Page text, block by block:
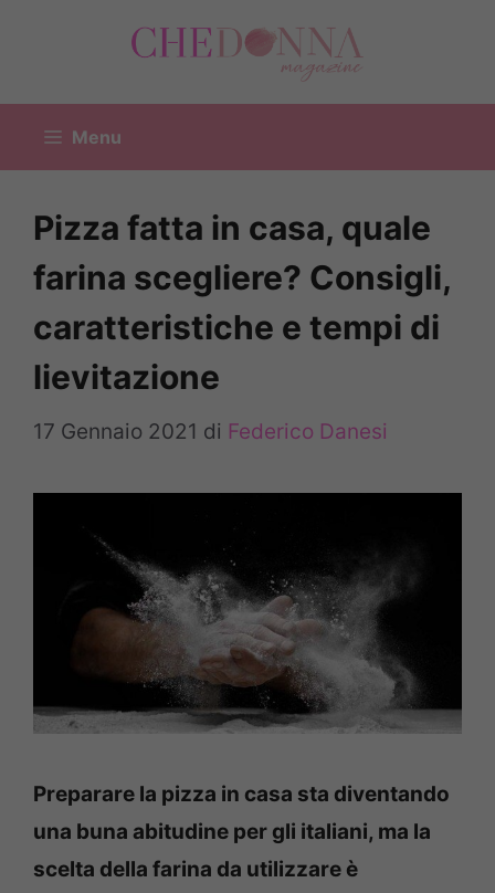
Menu
Pizza fatta in casa, quale
farina scegliere? Consigli,
caratteristiche e tempi di
lievitazione
17 Gennaio 2021 di Federico Danesi
Preparare la pizza in casa sta diventando
una buna abitudine per gli italiani, ma la
scelta della farina da utilizzare è